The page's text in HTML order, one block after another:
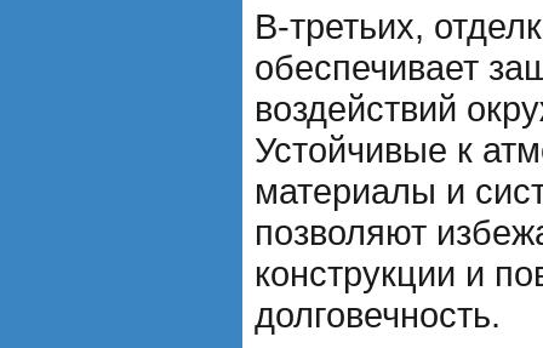
В-третьих,
обеспечивает
воздействий
Устойчивые к
материалы и
позволяют
конструкции и
долговечность.